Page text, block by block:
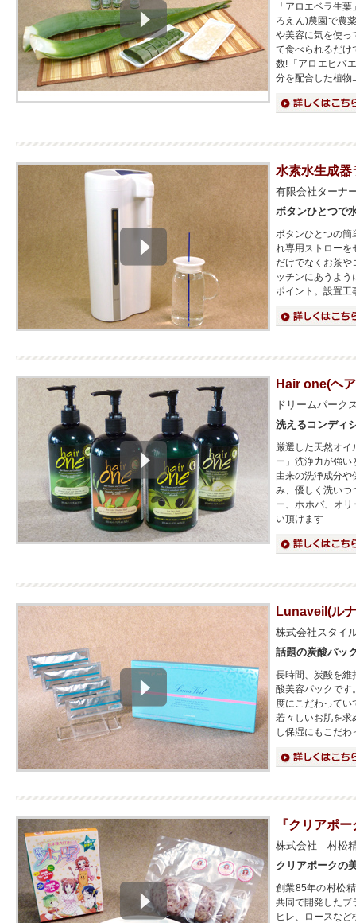
「アロエベラ生
ろえん)農園で農
や美容に気を使っ
て食べられるだけ
数!「アロエヒバ
分を配合した植物
詳細はこちら
水素水生成器
有限会社ターナ
ボタンひとつで
ボタンひとつの簡
れ専用ストローを
だけでなくお茶や
ッチンにあうよ
ポイント。設置工
詳細はこちら
Hair one(ヘ
ドリームパーク
洗えるコンディ
厳選した天然オ
ー」洗浄力が強
由来の洗浄成分
み、優しく洗いつ
ー、ホホバ、オ
い頂けます
詳細はこちら
Lunaveil(ル
株式会社スタイ
話題の炭酸パッ
長時間、炭酸を維
酸美容パックです
度にこだわって
若々しいお肌を求
し保湿にもこだわ
詳細はこちら
『クリアポ
株式会社 村松
クリアポークの
創業85年の村松
共同で開発したブ
ヒレ、ロースな